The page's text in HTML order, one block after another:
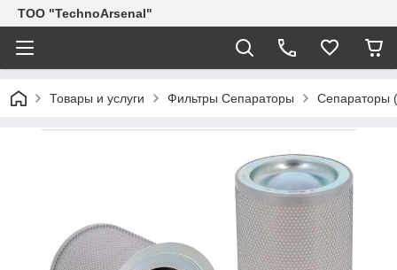
ТОО "TechnoArsenal"
Товары и услуги Фильтры Сепараторы Сепараторы